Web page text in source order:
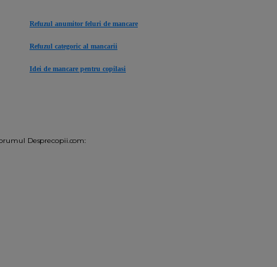
Refuzul anumitor feluri de mancare
Refuzul categoric al mancarii
Idei de mancare pentru copilasi
Desprecopii.com: